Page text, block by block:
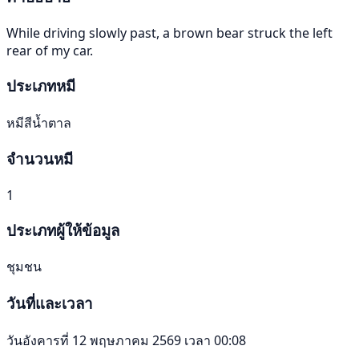
While driving slowly past, a brown bear struck the left
rear of my car.
ประเภทหมี
หมีสีน้ำตาล
จำนวนหมี
1
ประเภทผู้ให้ข้อมูล
ชุมชน
วันที่และเวลา
วันอังคารที่ 12 พฤษภาคม 2569 เวลา 00:08